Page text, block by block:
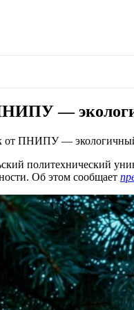
—
от ПНИПУ — экологичный
политехнический
Об этом сообщает